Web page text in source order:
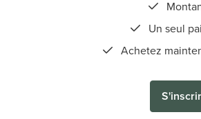
Un seul
Achetez